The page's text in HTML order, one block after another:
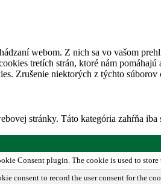
webom. Z nich sa vo vašom
tretích strán, ktoré nám
Zrušenie niektorých z týchto
stránky. Táto kategória zahŕňa
Consent plugin. The cookie is used to
consent to record the user consent for the